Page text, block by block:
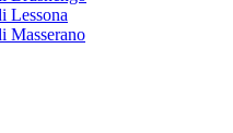
Lessona
Masserano